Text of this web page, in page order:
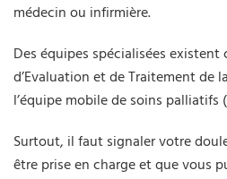
médecin ou infirmière.
Des équipes spécialisées existent
d’Evaluation et de Traitement de
l’équipe mobile de soins palliatifs
Surtout, il faut signaler votre
être prise en charge et que vous